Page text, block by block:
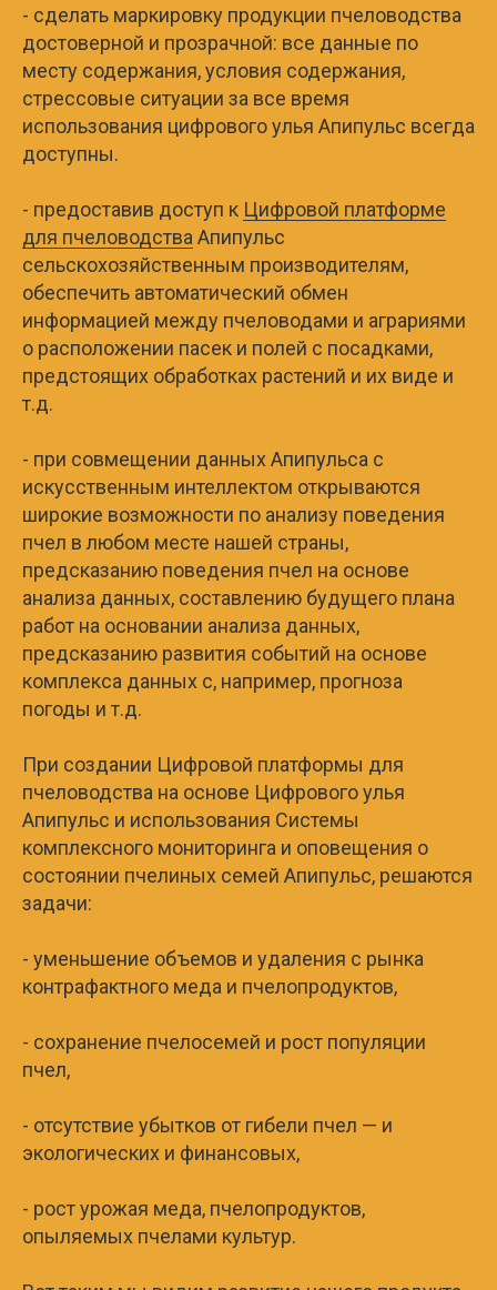
- сделать маркировку продукции пчеловодства
достоверной и прозрачной: все данные по
месту содержания, условия содержания,
стрессовые ситуации за все время
использования цифрового улья Апипульс всегда
доступны.
- предоставив доступ к Цифровой платформе
для пчеловодства Апипульс
сельскохозяйственным производителям,
обеспечить автоматический обмен
информацией между пчеловодами и аграриями
о расположении пасек и полей с посадками,
предстоящих обработках растений и их виде и
т.д.
- при совмещении данных Апипульса с
искусственным интеллектом открываются
широкие возможности по анализу поведения
пчел в любом месте нашей страны,
предсказанию поведения пчел на основе
анализа данных, составлению будущего плана
работ на основании анализа данных,
предсказанию развития событий на основе
комплекса данных с, например, прогноза
погоды и т.д.
При создании Цифровой платформы для
пчеловодства на основе Цифрового улья
Апипульс и использования Системы
комплексного мониторинга и оповещения о
состоянии пчелиных семей Апипульс, решаются
задачи:
- уменьшение объемов и удаления с рынка
контрафактного меда и пчелопродуктов,
- сохранение пчелосемей и рост популяции
пчел,
- отсутствие убытков от гибели пчел — и
экологических и финансовых,
- рост урожая меда, пчелопродуктов,
опыляемых пчелами культур.